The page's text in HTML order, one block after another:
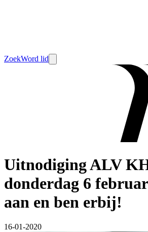
ZoekWord lid
Uitnodiging ALV
donderdag 6
aan en ben erbij!
16-01-2020